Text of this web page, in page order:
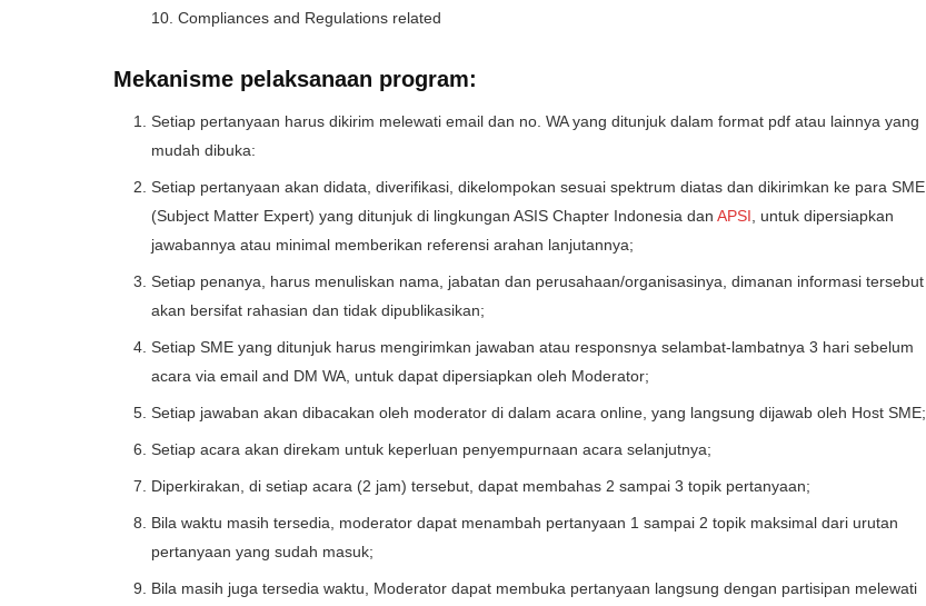
10. Compliances and Regulations related
Mekanisme pelaksanaan program:
Setiap pertanyaan harus dikirim melewati email dan no. WA yang ditunjuk dalam format pdf atau lainnya yang
mudah dibuka:
Setiap pertanyaan akan didata, diverifikasi, dikelompokan sesuai spektrum diatas dan dikirimkan ke para SME
(Subject Matter Expert) yang ditunjuk di lingkungan ASIS Chapter Indonesia danAPSI , untuk dipersiapkan
jawabannya atau minimal memberikan referensi arahan lanjutannya;
Setiap penanya, harus menuliskan nama, jabatan dan perusahaan/organisasinya, dimanan informasi tersebut
akan bersifat rahasian dan tidak dipublikasikan;
Setiap SME yang ditunjuk harus mengirimkan jawaban atau responsnya selambat-lambatnya 3 hari sebelum
acara via email and DM WA, untuk dapat dipersiapkan oleh Moderator;
Setiap jawaban akan dibacakan oleh moderator di dalam acara online, yang langsung dijawab oleh Host SME;
Setiap acara akan direkam untuk keperluan penyempurnaan acara selanjutnya;
Diperkirakan, di setiap acara (2 jam) tersebut, dapat membahas 2 sampai 3 topik pertanyaan;
Bila waktu masih tersedia, moderator dapat menambah pertanyaan 1 sampai 2 topik maksimal dari urutan
pertanyaan yang sudah masuk;
Bila masih juga tersedia waktu, Moderator dapat membuka pertanyaan langsung dengan partisipan melewati